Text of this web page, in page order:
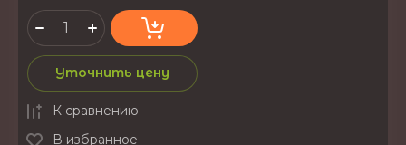
Уточнить цену
К сравнению
В избранное